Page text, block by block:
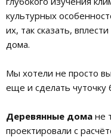
культурных
их, так сказать,
дома.
Мы хотели не просто
еще и сделать
Деревянные дома не
проектировали с